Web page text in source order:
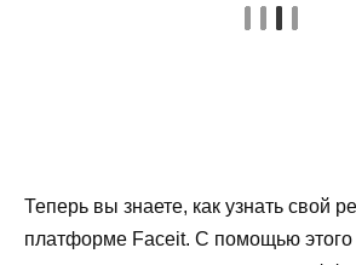
Теперь вы знаете, как узнать свой
платформе Faceit. С помощью этого